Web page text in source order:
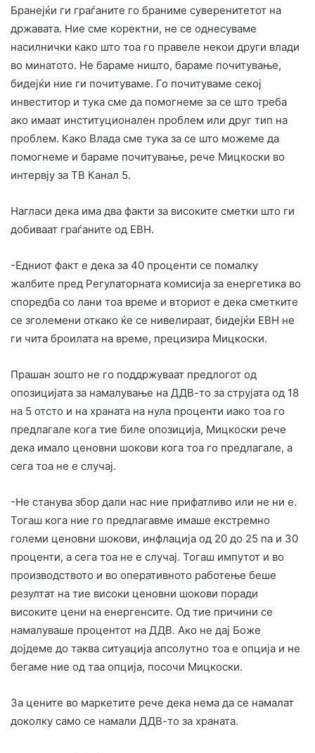
Бранејќи ги граѓаните го браниме суверенитетот на
државата. Ние сме коректни, не се однесуваме
насилнички како што тоа го правеле некои други влади
во минатото. Не бараме ништо, бараме почитување,
бидејќи ние ги почитуваме. Го почитуваме секој
инвеститор и тука сме да помогнеме за се што треба
ако имаат институционален проблем или друг тип на
проблем. Како Влада сме тука за се што можеме да
помогнеме и бараме почитување, рече Мицкоски во
интервју за ТВ Канал 5.
Нагласи дека има два факти за високите сметки што ги
добиваат граѓаните од ЕВН.
-Едниот факт е дека за 40 проценти се помалку
жалбите пред Регулаторната комисија за енергетика во
споредба со лани тоа време и вториот е дека сметките
се зголемени откако ќе се нивелираат, бидејќи ЕВН не
ги чита броилата на време, прецизира Мицкоски.
Прашан зошто не го поддржуваат предлогот од
опозицијата за намалување на ДДВ-то за струјата од 18
на 5 отсто и на храната на нула проценти иако тоа го
предлагале кога тие биле опозиција, Мицкоски рече
дека имало ценовни шокови кога тоа го предлагале, а
сега тоа не е случај.
-Не станува збор дали нас ние прифатливо или не ни е.
Тогаш кога ние го предлагавме имаше екстремно
големи ценовни шокови, инфлација од 20 до 25 па и 30
проценти, а сега тоа не е случај. Тогаш импутот и во
производството и во оперативното работење беше
резултат на тие високи ценовни шокови поради
високите цени на енергенсите. Од тие причини се
намалуваше процентот на ДДВ. Ако не дај Боже
дојдеме до таква ситуација апсолутно тоа е опција и не
бегаме ние од таа опција, посочи Мицкоски.
За цените во маркетите рече дека нема да се намалат
доколку само се намали ДДВ-то за храната.